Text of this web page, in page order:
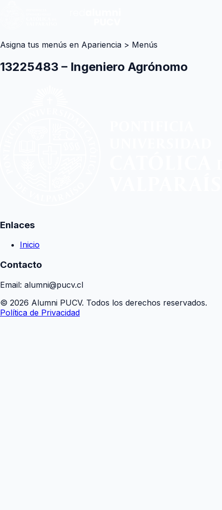
Asigna tus menús en Apariencia > Menús
13225483 – Ingeniero Agrónomo
Enlaces
Inicio
Contacto
Email: alumni@pucv.cl
© 2026 Alumni PUCV. Todos los derechos reservados.
Política de Privacidad